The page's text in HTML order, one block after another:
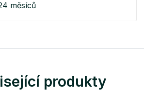
měsíců
produkty